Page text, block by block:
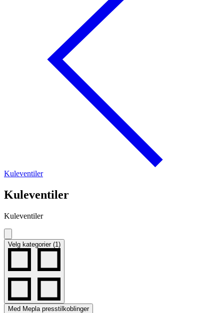
Kuleventiler
Kuleventiler
Kuleventiler
Velg kategorier (1)
Med Mepla presstilkoblinger